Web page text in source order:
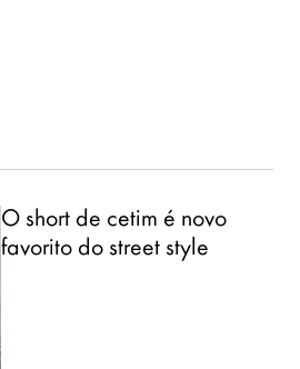
O short de cetim é novo
favorito do street style